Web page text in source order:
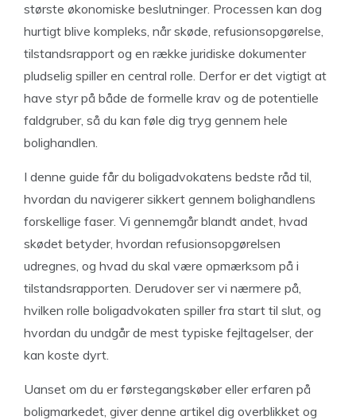
største økonomiske beslutninger. Processen kan dog
hurtigt blive kompleks, når skøde, refusionsopgørelse,
tilstandsrapport og en række juridiske dokumenter
pludselig spiller en central rolle. Derfor er det vigtigt at
have styr på både de formelle krav og de potentielle
faldgruber, så du kan føle dig tryg gennem hele
bolighandlen.
I denne guide får du boligadvokatens bedste råd til,
hvordan du navigerer sikkert gennem bolighandlens
forskellige faser. Vi gennemgår blandt andet, hvad
skødet betyder, hvordan refusionsopgørelsen
udregnes, og hvad du skal være opmærksom på i
tilstandsrapporten. Derudover ser vi nærmere på,
hvilken rolle boligadvokaten spiller fra start til slut, og
hvordan du undgår de mest typiske fejltagelser, der
kan koste dyrt.
Uanset om du er førstegangskøber eller erfaren på
boligmarkedet, giver denne artikel dig overblikket og